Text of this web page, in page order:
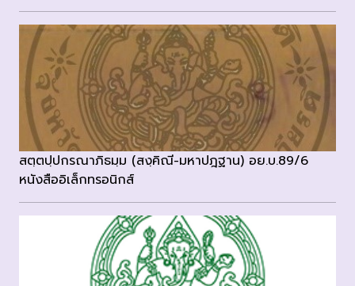
สตฺตปฺปกรณาภิธมฺม (สงฺคิณี-มหาปฎฐาน) อย.บ.89/6
หนังสืออิเล็กทรอนิกส์